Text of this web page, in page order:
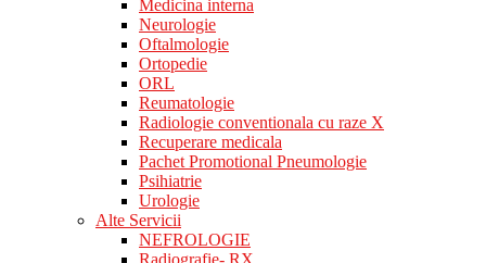
Medicina interna
Neurologie
Oftalmologie
Ortopedie
ORL
Reumatologie
Radiologie conventionala cu raze X
Recuperare medicala
Pachet Promotional Pneumologie
Psihiatrie
Urologie
Alte Servicii
NEFROLOGIE
Radiografie- RX